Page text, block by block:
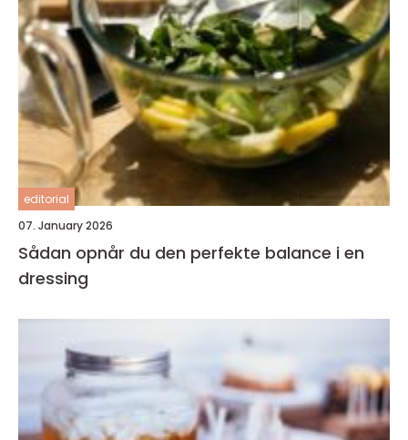
editorial
07. January 2026
Sådan opnår du den perfekte balance i en
dressing